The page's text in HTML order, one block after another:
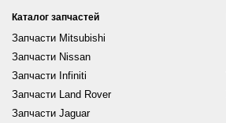
Каталог запчастей
Запчасти Mitsubishi
Запчасти Nissan
Запчасти Infiniti
Запчасти Land Rover
Запчасти Jaguar